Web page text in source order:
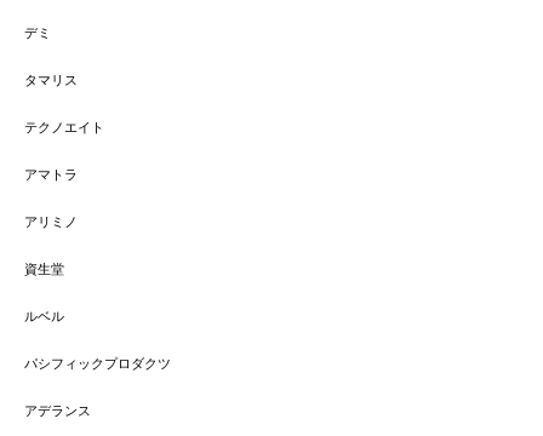
デミ
タマリス
テクノエイト
アマトラ
アリミノ
資生堂
ルベル
パシフィックプロダクツ
アデランス